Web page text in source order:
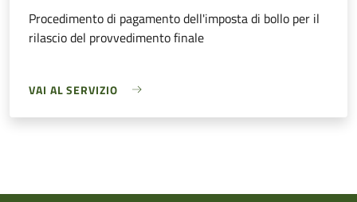
Procedimento di pagamento dell'imposta di bollo per il
rilascio del provvedimento finale
VAI AL SERVIZIO